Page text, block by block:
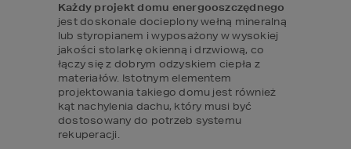
Każdy projekt domu energooszczędnego
jest doskonale docieplony wełną mineralną
lub styropianem i wyposażony w wysokiej
jakości stolarkę okienną i drzwiową, co
łączy się z dobrym odzyskiem ciepła z
materiałów. Istotnym elementem
projektowania takiego domu jest również
kąt nachylenia dachu, który musi być
dostosowany do potrzeb systemu
rekuperacji.